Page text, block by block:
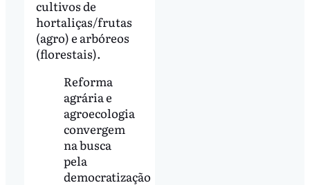
cultivos de
hortaliças/frutas
(agro) e arbóreos
(florestais).
Reforma
agrária e
agroecologia
convergem
na busca
pela
democratização